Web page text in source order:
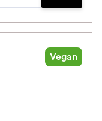
Zum
Vegan